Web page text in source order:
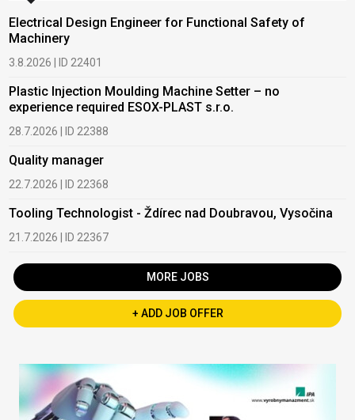
Electrical Design Engineer for Functional Safety of
Machinery
3.8.2026 | ID 22401
Plastic Injection Moulding Machine Setter – no
experience required ESOX-PLAST s.r.o.
28.7.2026 | ID 22388
Quality manager
22.7.2026 | ID 22368
Tooling Technologist - Ždírec nad Doubravou, Vysočina
21.7.2026 | ID 22367
MORE JOBS
+ ADD JOB OFFER